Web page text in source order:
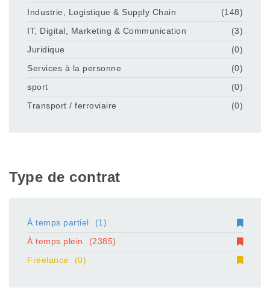
Industrie, Logistique & Supply Chain
(148)
IT, Digital, Marketing & Communication
(3)
Juridique
(0)
Services à la personne
(0)
sport
(0)
Transport / ferroviaire
(0)
Type de contrat
À temps partiel
(1)
À temps plein
(2385)
Freelance
(0)